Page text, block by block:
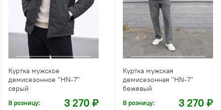
Куртка мужское
демисезонное "HN-7"
серый
В розницу: 3 270 ₽
Куртка мужская
демисезонная "HN-7"
бежевый
В розницу: 3 270 ₽